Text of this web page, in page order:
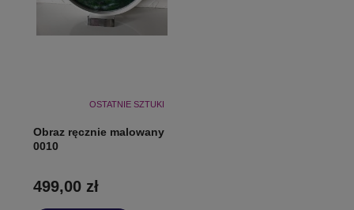
OSTATNIE SZTUKI
Obraz ręcznie malowany
0010
499,00 zł